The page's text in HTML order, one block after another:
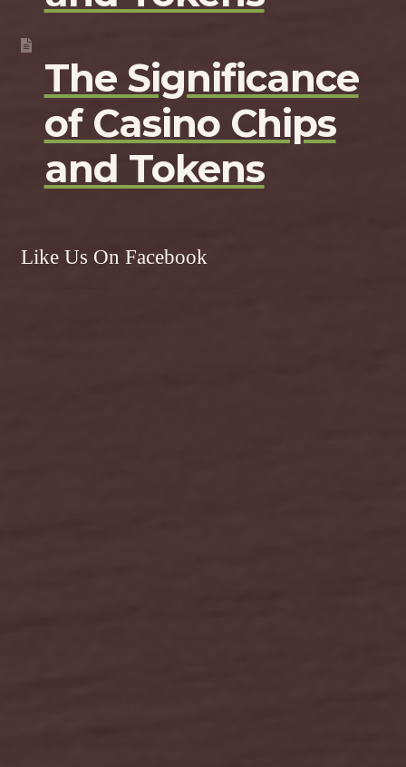
The Significance
of Casino Chips
and Tokens
Like Us On Facebook